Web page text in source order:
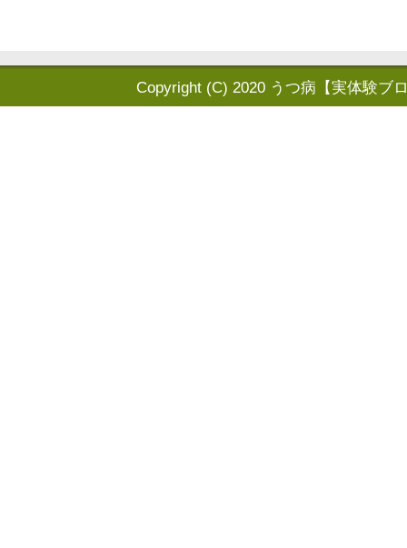
Copyright (C) 2020 うつ病【実体験ブ